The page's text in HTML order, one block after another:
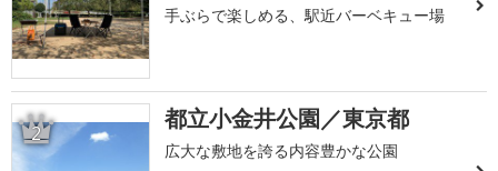
手ぶらで楽しめる、駅近バーベキュー場
2 都立小金井公園／東京都
広大な敷地を誇る内容豊かな公園